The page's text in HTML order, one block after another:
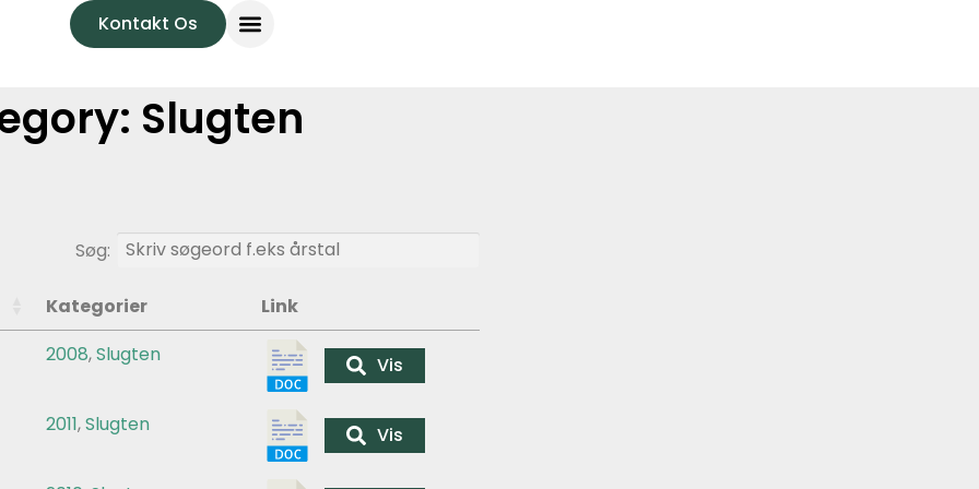
Kontakt Os
Slugten
Søg:
Kategorier
Link
2008,Slugten Vis
2011,Slugten Vis